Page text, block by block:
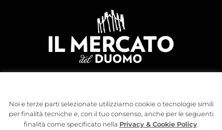
LA STORIA
LA FELTRINELLI
Noi e terze parti selezionate utilizziamo cookie o tecnologie simili
per finalità tecniche e, con il tuo consenso, anche per le seguenti
finalità come specificato nella Privacy & Cookie Policy.